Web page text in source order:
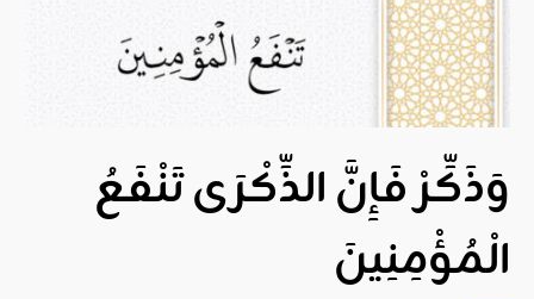
وَذَكِّرْ فَإِنَّ الذِّكْرَى تَنْفَعُ
الْمُؤْمِنِينَ